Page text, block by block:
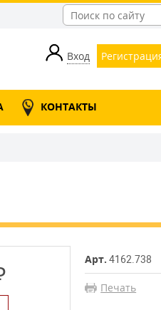
Вход
КОНТАКТЫ
Арт. 4162.738
Печать